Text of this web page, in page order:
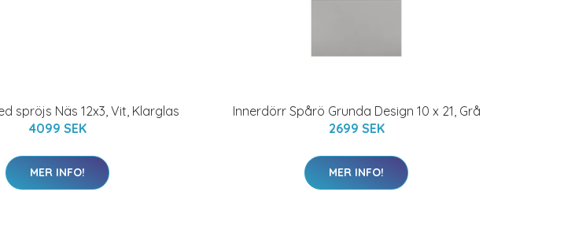
spröjs Näs 12x3, Vit, Klarglas
4099 SEK
MER INFO!
Innerdörr Spårö Grunda Design 10 x 21, Grå
2699 SEK
MER INFO!